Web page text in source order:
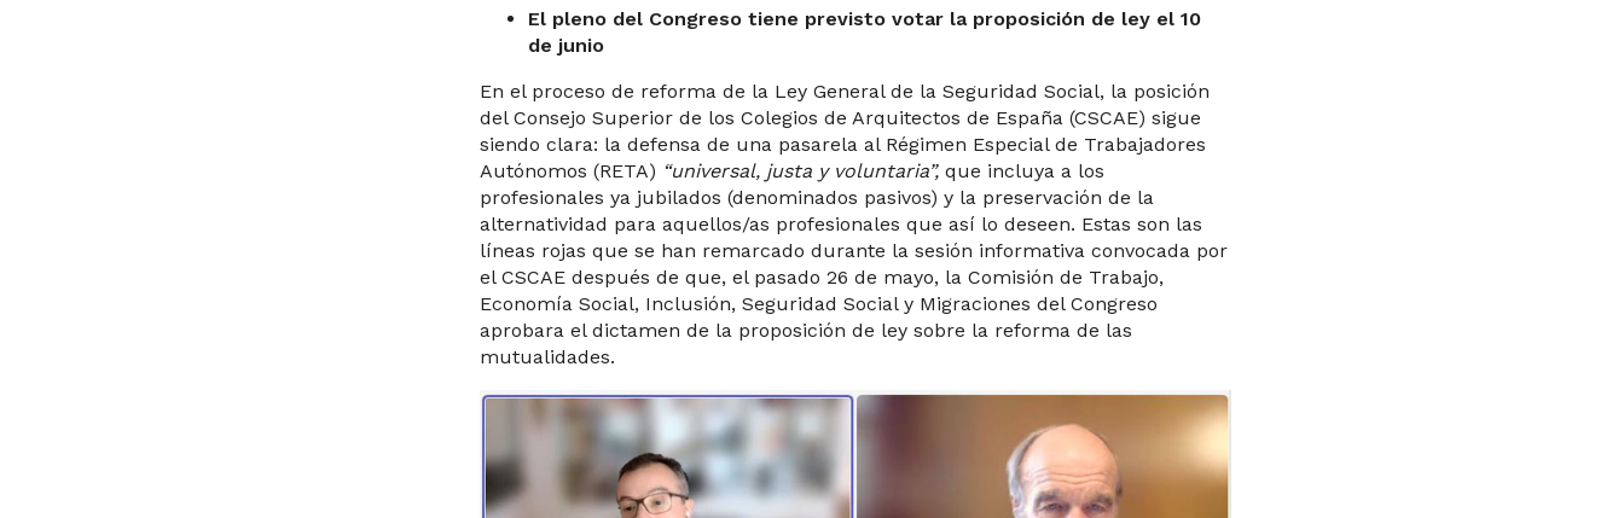
El pleno del Congreso tiene previsto votar la proposición de ley el 10
de junio
En el proceso de reforma de la Ley General de la Seguridad Social, la posición
del Consejo Superior de los Colegios de Arquitectos de España (CSCAE) sigue
siendo clara: la defensa de una pasarela al Régimen Especial de Trabajadores
Autónomos (RETA) “universal, justa y voluntaria”, que incluya a los
profesionales ya jubilados (denominados pasivos) y la preservación de la
alternatividad para aquellos/as profesionales que así lo deseen. Estas son las
líneas rojas que se han remarcado durante la sesión informativa convocada por
el CSCAE después de que, el pasado 26 de mayo, la Comisión de Trabajo,
Economía Social, Inclusión, Seguridad Social y Migraciones del Congreso
aprobara el dictamen de la proposición de ley sobre la reforma de las
mutualidades.